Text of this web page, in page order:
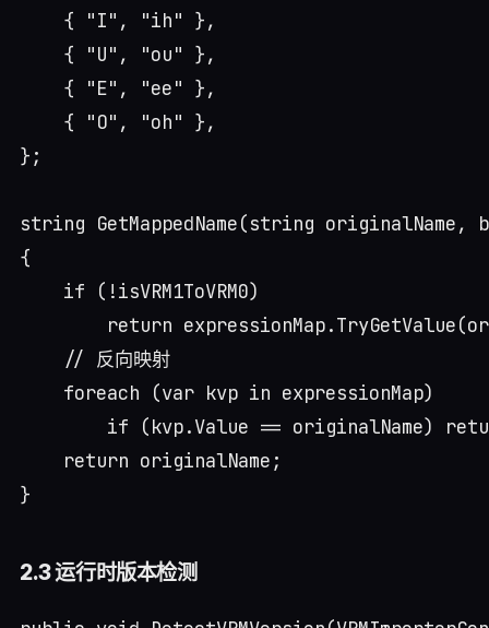
    { "I", "ih" },
    { "U", "ou" },
    { "E", "ee" },
    { "O", "oh" },
};
string GetMappedName(string originalName,
{
    if (!isVRM1ToVRM0)
return
    // 反向映射
    foreach (var kvp in expressionMap)
if (kvp.Value == originalName)
    return originalName;
2.3 运行时版本检测